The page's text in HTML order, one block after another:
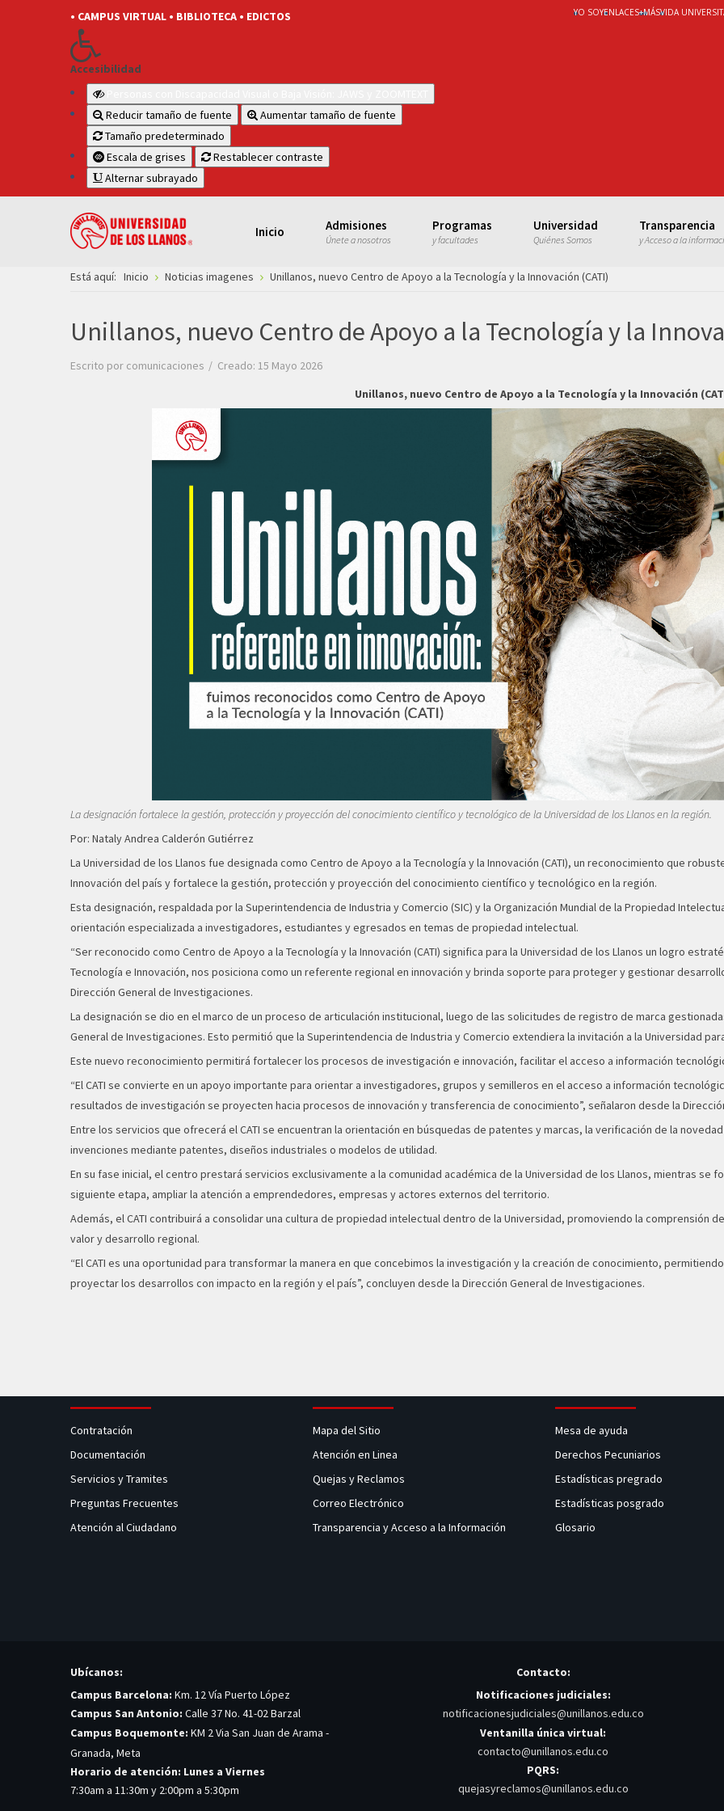
• CAMPUS VIRTUAL • BIBLIOTECA • EDICTOS
Accesibilidad
Reducir tamaño de fuente
Aumentar tamaño de fuente
Tamaño predeterminado
Escala de grises
Restablecer contraste
Alternar subrayado
YO SOYENLACES+MÁSVIDA
Inicio Admisiones
Únete a nosotros
Programas
y facultades
Universidad
Quiénes Somos
Transparencia
y Acceso a la
Está aquí: Inicio Noticias imagenes Unillanos, nuevo Centro de Apoyo a la Tecnología y la Innovación (CATI)
Unillanos, nuevo Centro de Apoyo a la Tecnología y la
Escrito por comunicaciones
Creado: 15 Mayo 2026
Unillanos, nuevo Centro de Apoyo a la Tecnología y la Innovación
La designación fortalece la gestión, protección y proyección del conocimiento científico y tecnológico de la Universidad de los Llanos en la región.
Por: Nataly Andrea Calderón Gutiérrez
La Universidad de los Llanos fue designada como Centro de Apoyo a la Tecnología y la Innovación (CATI), un reconocimiento que
Innovación del país y fortalece la gestión, protección y proyección del conocimiento científico y tecnológico en la región.
Esta designación, respaldada por la Superintendencia de Industria y Comercio (SIC) y la Organización Mundial de la Propiedad
orientación especializada a investigadores, estudiantes y egresados en temas de propiedad intelectual.
“Ser reconocido como Centro de Apoyo a la Tecnología y la Innovación (CATI) significa para la Universidad de los Llanos un logro
Tecnología e Innovación, nos posiciona como un referente regional en innovación y brinda soporte para proteger y gestionar
Dirección General de Investigaciones.
La designación se dio en el marco de un proceso de articulación institucional, luego de las solicitudes de registro de marca
General de Investigaciones. Esto permitió que la Superintendencia de Industria y Comercio extendiera la invitación a la Universidad
Este nuevo reconocimiento permitirá fortalecer los procesos de investigación e innovación, facilitar el acceso a información
“El CATI se convierte en un apoyo importante para orientar a investigadores, grupos y semilleros en el acceso a información
resultados de investigación se proyecten hacia procesos de innovación y transferencia de conocimiento”, señalaron desde la
Entre los servicios que ofrecerá el CATI se encuentran la orientación en búsquedas de patentes y marcas, la verificación de la
invenciones mediante patentes, diseños industriales o modelos de utilidad.
En su fase inicial, el centro prestará servicios exclusivamente a la comunidad académica de la Universidad de los Llanos, mientras se
siguiente etapa, ampliar la atención a emprendedores, empresas y actores externos del territorio.
Además, el CATI contribuirá a consolidar una cultura de propiedad intelectual dentro de la Universidad, promoviendo la comprensión
valor y desarrollo regional.
“El CATI es una oportunidad para transformar la manera en que concebimos la investigación y la creación de conocimiento,
proyectar los desarrollos con impacto en la región y el país”, concluyen desde la Dirección General de Investigaciones.
Contratación
Documentación
Servicios y Tramites
Preguntas Frecuentes
Atención al Ciudadano
Mapa del Sitio
Atención en Linea
Quejas y Reclamos
Correo Electrónico
Transparencia y Acceso a la Información
Mesa de ayuda
Derechos Pecuniarios
Estadísticas pregrado
Estadísticas posgrado
Glosario
Ubícanos:
Campus Barcelona: Km. 12 Vía Puerto López
Campus San Antonio: Calle 37 No. 41-02 Barzal
Campus Boquemonte: KM 2 Via San Juan de Arama -
Granada, Meta
Horario de atención: Lunes a Viernes
7:30am a 11:30m y 2:00pm a 5:30pm
Contacto:
Notificaciones judiciales:
notificacionesjudiciales@unillanos.edu.co
Ventanilla única virtual:
contacto@unillanos.edu.co
PQRS:
quejasyreclamos@unillanos.edu.co